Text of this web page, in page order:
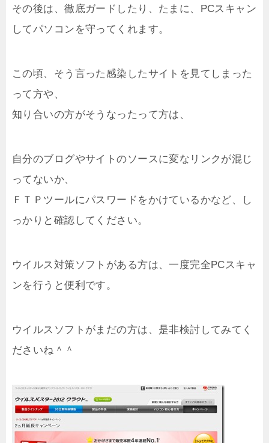
その後は、徹底ガードしたり、たまに、PCスキャン
してパソコンを守ってくれます。
この頃、そう言った感染したサイトを見てしまった
って方や、
知り合いの方がそうなったって方は、
自分のブログやサイトのソースに変なリンクが混じ
ってないか、
ＦＴＰツールにパスワードをかけているかなど、し
っかりと確認してください。
ウイルス対策ソフトがある方は、一度完全PCスキャ
ンを行うと便利です。
ウイルスソフトがまだの方は、是非検討してみてく
ださいね＾＾